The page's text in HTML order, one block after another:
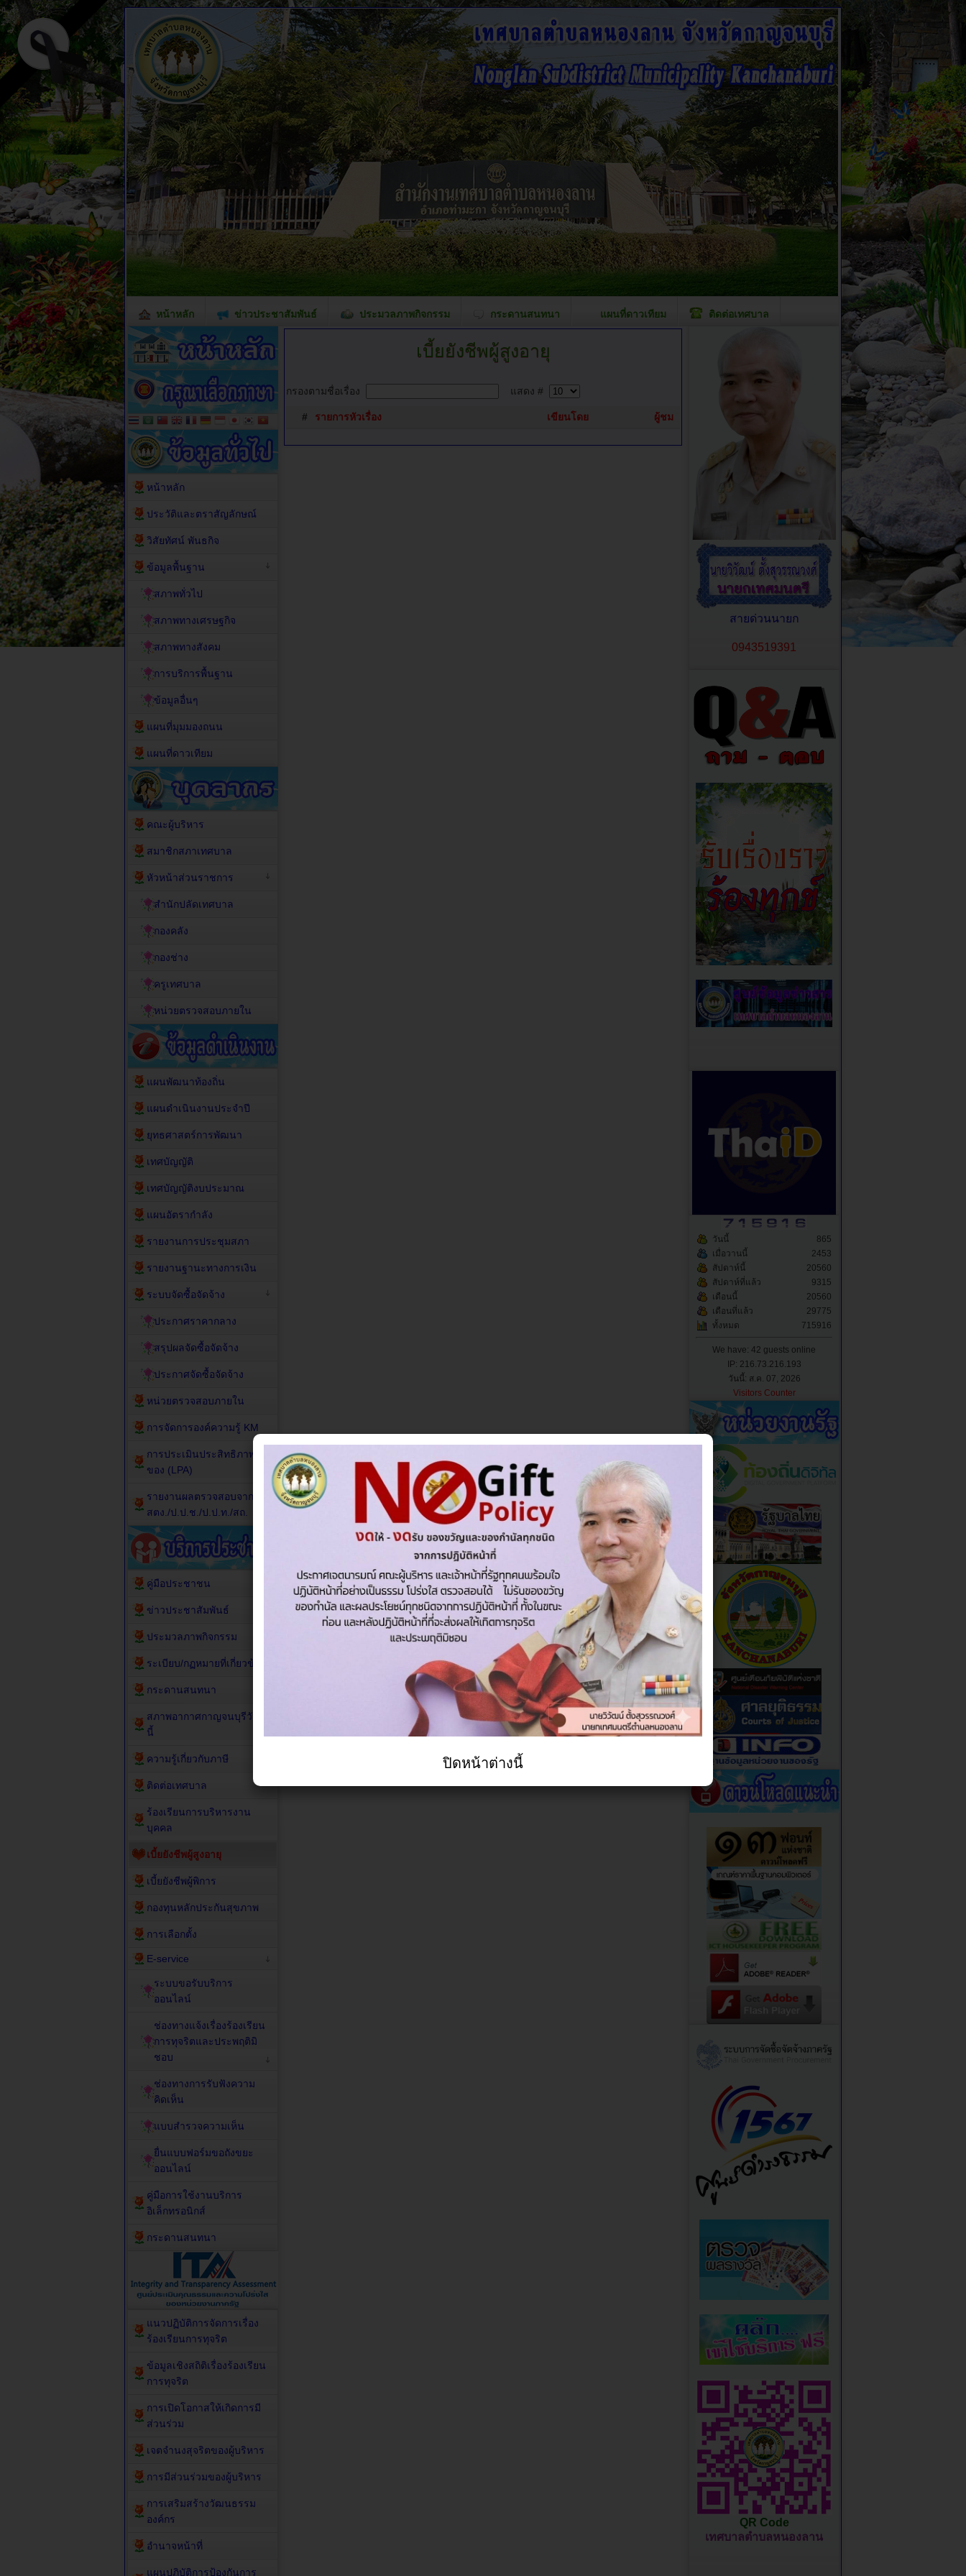
หน้าหลัก ข่าวประชาสัมพันธ์ ประมวลภาพกิจกรรม กระดานสนทนา แผนที่ดาวเทียม ติดต่อเทศบาล
เบี้ยยังชีพผู้สูงอายุ
กรองตามชื่อเรื่อง แสดง #
# รายการหัวเรื่อง เขียนโดย ผู้ชม
หน้าหลัก
ประวัติและตราสัญลักษณ์
วิสัยทัศน์ พันธกิจ
ข้อมูลพื้นฐาน
สภาพทั่วไป
สภาพทางเศรษฐกิจ
สภาพทางสังคม
การบริการพื้นฐาน
ข้อมูลอื่นๆ
แผนที่มุมมองถนน
แผนที่ดาวเทียม
คณะผู้บริหาร
สมาชิกสภาเทศบาล
หัวหน้าส่วนราชการ
สำนักปลัดเทศบาล
กองคลัง
กองช่าง
ครูเทศบาล
หน่วยตรวจสอบภายใน
แผนพัฒนาท้องถิ่น
แผนดำเนินงานประจำปี
ยุทธศาสตร์การพัฒนา
เทศบัญญัติ
เทศบัญญัติงบประมาณ
แผนอัตรากำลัง
รายงานการประชุมสภา
รายงานฐานะทางการเงิน
ระบบจัดซื้อจัดจ้าง
ประกาศราคากลาง
สรุปผลจัดซื้อจัดจ้าง
ประกาศจัดซื้อจัดจ้าง
หน่วยตรวจสอบภายใน
การจัดการองค์ความรู้ KM
การประเมินประสิทธิภาพ
ของ (LPA)
รายงานผลตรวจสอบจาก
สตง./ป.ป.ช./ป.ป.ท./สถ.
คู่มือประชาชน
ข่าวประชาสัมพันธ์
ประมวลภาพกิจกรรม
ระเบียบ/กฏหมายที่เกี่ยวข้อง
กระดานสนทนา
สภาพอากาศกาญจนบุรีวัน
นี้
ความรู้เกี่ยวกับภาษี
ติดต่อเทศบาล
ร้องเรียนการบริหารงาน
บุคคล
เบี้ยยังชีพผู้สูงอายุ
เบี้ยยังชีพผู้พิการ
กองทุนหลักประกันสุขภาพ
การเลือกตั้ง
E-service
ระบบขอรับบริการ
ออนไลน์
ช่องทางแจ้งเรื่องร้องเรียน
การทุจริตและประพฤติมิ
ชอบ
ช่องทางการรับฟังความ
คิดเห็น
แบบสำรวจความเห็น
ยื่นแบบฟอร์มขอถังขยะ
ออนไลน์
คู่มือการใช้งานบริการ
อิเล็กทรอนิกส์
กระดานสนทนา
แนวปฏิบัติการจัดการเรื่อง
ร้องเรียนการทุจริต
ข้อมูลเชิงสถิติเรื่องร้องเรียน
การทุจริต
การเปิดโอกาสให้เกิดการมี
ส่วนร่วม
เจตจำนงสุจริตของผู้บริหาร
การมีส่วนร่วมของผู้บริหาร
การเสริมสร้างวัฒนธรรม
องค์กร
อำนาจหน้าที่
แผนปฏิบัติการป้องกันการ
สายด่วนนายก
0943519391
วันนี้
865
เมื่อวานนี้
2453
สัปดาห์นี้
20560
สัปดาห์ที่แล้ว
9315
เดือนนี้
20560
เดือนที่แล้ว
29775
ทั้งหมด
715916
We have: 42 guests online
IP: 216.73.216.193
วันนี้: ส.ค. 07, 2026
Visitors Counter
QR Code
เทศบาลตำบลหนองลาน
ปิดหน้าต่างนี้